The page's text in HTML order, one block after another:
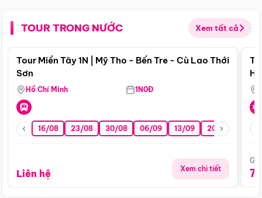
TOUR TRONG NƯỚC Xem tất cả
Điểm nổi bật
Tour Miền Tây 1N | Mỹ Tho - Bến Tre - Cù Lao Thới
Sơn
Hồ Chí Minh 1N0Đ
16/08 23/08 30/08 06/09 13/09 20/09 27/09
Liên hệ Xem chi tiết